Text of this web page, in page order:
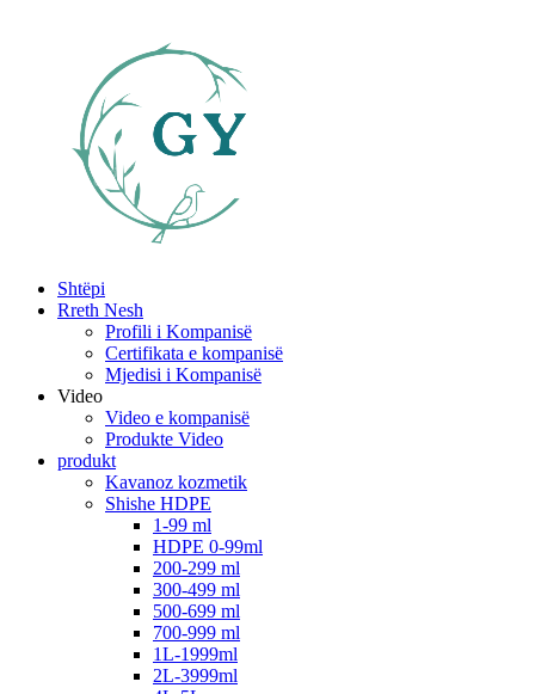
Shtëpi
Rreth Nesh
Profili i Kompanisë
Certifikata e kompanisë
Mjedisi i Kompanisë
Video
Video e kompanisë
Produkte Video
produkt
Kavanoz kozmetik
Shishe HDPE
1-99 ml
HDPE 0-99ml
200-299 ml
300-499 ml
500-699 ml
700-999 ml
1L-1999ml
2L-3999ml